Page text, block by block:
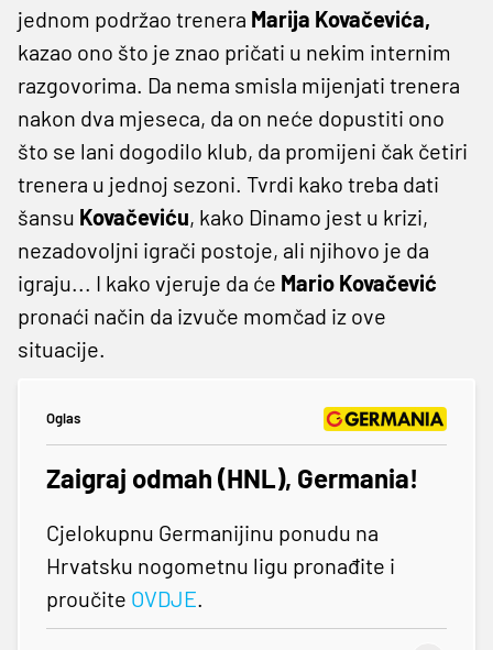
jednom podržao trenera Marija Kovačevića,
kazao ono što je znao pričati u nekim internim
razgovorima. Da nema smisla mijenjati trenera
nakon dva mjeseca, da on neće dopustiti ono
što se lani dogodilo klub, da promijeni čak četiri
trenera u jednoj sezoni. Tvrdi kako treba dati
šansu Kovačeviću, kako Dinamo jest u krizi,
nezadovoljni igrači postoje, ali njihovo je da
igraju... I kako vjeruje da će Mario Kovačević
pronaći način da izvuče momčad iz ove
situacije.
Oglas
Zaigraj odmah (HNL), Germania!
Cjelokupnu Germanijinu ponudu na
Hrvatsku nogometnu ligu pronađite i
proučite OVDJE.